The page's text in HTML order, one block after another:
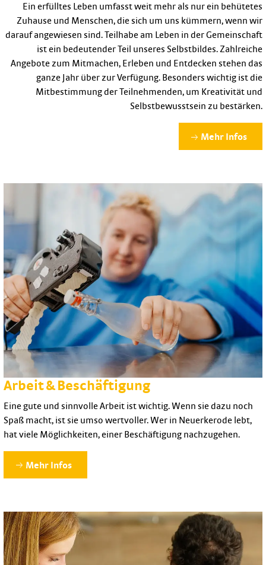
Ein erfülltes Leben umfasst weit mehr als nur ein behütetes
Zuhause und Menschen, die sich um uns kümmern, wenn wir
darauf angewiesen sind. Teilhabe am Leben in der Gemeinschaft
ist ein bedeutender Teil unseres Selbstbildes. Zahlreiche
Angebote zum Mitmachen, Erleben und Entdecken stehen das
ganze Jahr über zur Verfügung. Besonders wichtig ist die
Mitbestimmung der Teilnehmenden, um Kreativität und
Selbstbewusstsein zu bestärken.
Mehr Infos
Arbeit & Beschäftigung
Eine gute und sinnvolle Arbeit ist wichtig. Wenn sie dazu noch
Spaß macht, ist sie umso wertvoller. Wer in Neuerkerode lebt,
hat viele Möglichkeiten, einer Beschäftigung nachzugehen.
Mehr Infos